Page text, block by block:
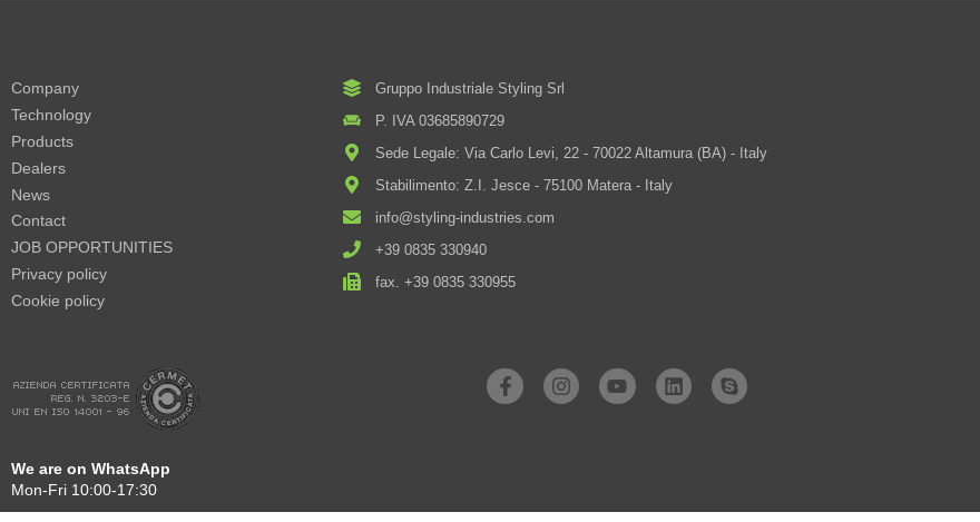
Company
Technology
Products
Dealers
News
Contact
JOB OPPORTUNITIES
Privacy policy
Cookie policy
We are on WhatsApp
Mon-Fri 10:00-17:30
Gruppo Industriale Styling Srl
P. IVA 03685890729
Sede Legale: Via Carlo Levi, 22 - 70022 Altamura (BA) - Italy
Stabilimento: Z.I. Jesce - 75100 Matera - Italy
info@styling-industries.com
+39 0835 330940
fax. +39 0835 330955